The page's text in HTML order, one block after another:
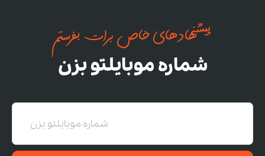
پیشنهادهای خاص برات بفرستم
شماره موبایلتو بزن